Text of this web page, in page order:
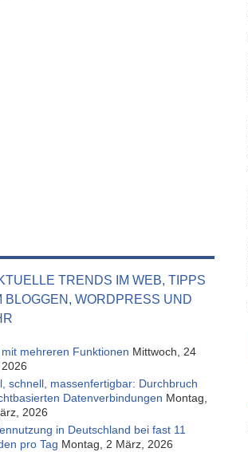
TRENDS IM WEB, TIPPS
BLOGGEN, WORDPRESS UND
mit mehreren Funktionen Mittwoch, 24
schnell, massenfertigbar: Durchbruch
Datenverbindungen Montag,
2026
in Deutschland bei fast 11
pro Tag Montag, 2 März, 2026